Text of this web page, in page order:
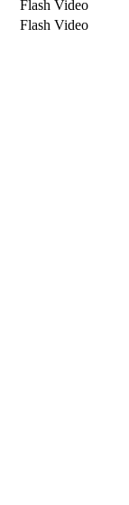
Flash Video
Flash Video